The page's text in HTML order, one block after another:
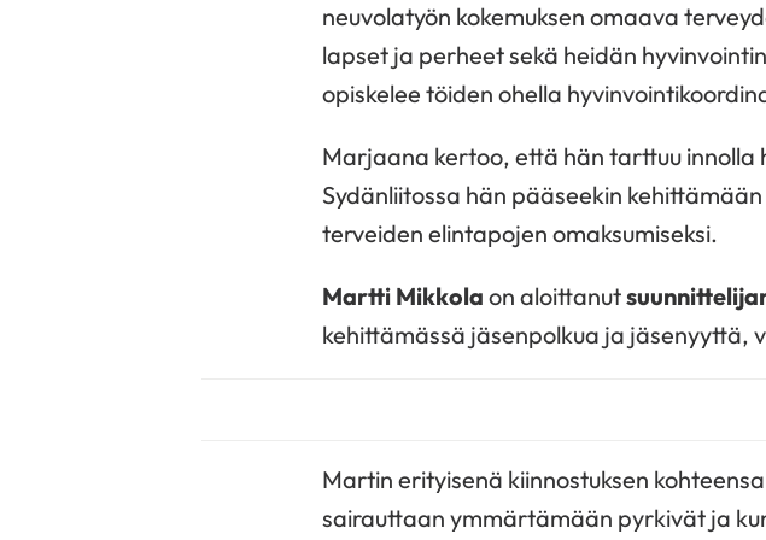
neuvolatyön kokemuksen omaava
lapset ja perheet sekä heidän
opiskelee töiden ohella
Marjaana kertoo, että hän tarttuu innolla
Sydänliitossa hän pääseekin
terveiden elintapojen omaksumiseksi.
Martti Mikkola on aloittanut
kehittämässä jäsenpolkua ja jäsenyyttä,
Martin erityisenä kiinnostuksen
sairauttaan ymmärtämään pyrkivät ja